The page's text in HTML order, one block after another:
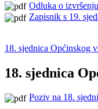
Odluka o
Zapisnik s 19.
18. sjednica Općinskog
18. sjednica
Poziv na 18.